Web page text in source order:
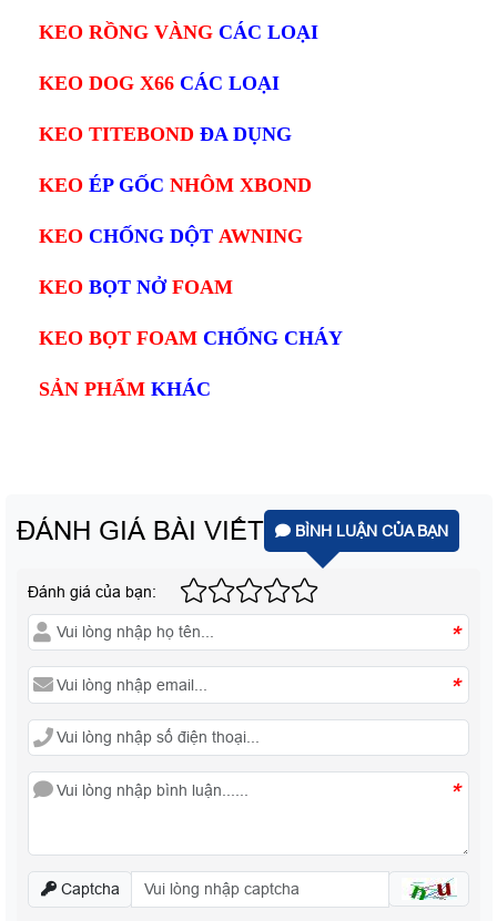
KEO RỒNG VÀNG CÁC LOẠI
KEO DOG X66 CÁC LOẠI
KEO TITEBOND ĐA DỤNG
KEO ÉP GỐC NHÔM XBOND
KEO CHỐNG DỘT AWNING
KEO BỌT NỞ FOAM
KEO BỌT FOAM CHỐNG CHÁY
SẢN PHẨM KHÁC
ĐÁNH GIÁ BÀI VIẾT BÌNH LUẬN CỦA BẠN
Đánh giá của bạn:
*
*
*
Captcha